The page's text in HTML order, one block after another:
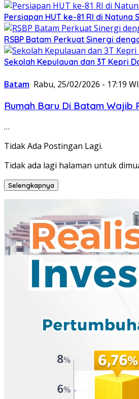
Persiapan HUT ke-81 RI di
RSBP Batam Perkuat Sinergi
Sekolah Kepulauan dan 3T Kepri
Batam Rabu, 25/02/2026 - 17:19
Rumah Baru Di Batam Wajib
…
Tidak Ada Postingan Lagi.
Tidak ada lagi halaman untuk
Selengkapnya